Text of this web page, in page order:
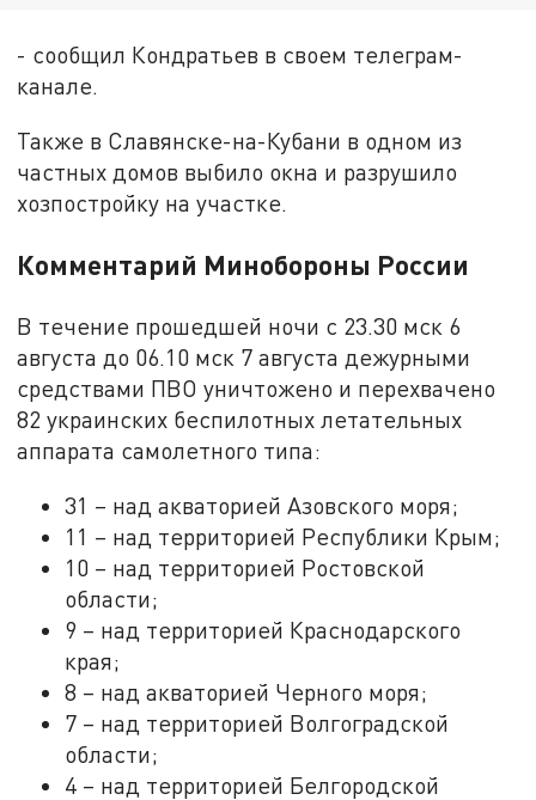
- сообщил Кондратьев в своем телеграм-
канале.
Также в Славянске-на-Кубани в одном из
частных домов выбило окна и разрушило
хозпостройку на участке.
Комментарий Минобороны России
В течение прошедшей ночи с 23.30 мск 6
августа до 06.10 мск 7 августа дежурными
средствами ПВО уничтожено и перехвачено
82 украинских беспилотных летательных
аппарата самолетного типа:
31 – над акваторией Азовского моря;
11 – над территорией Республики Крым;
10 – над территорией Ростовской
области;
9 – над территорией Краснодарского
края;
8 – над акваторией Черного моря;
7 – над территорией Волгоградской
области;
4 – над территорией Белгородской